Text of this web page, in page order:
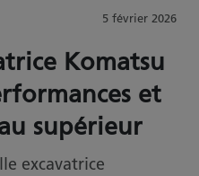
5 février 2026
Komatsu
et
supérieur
excavatrice